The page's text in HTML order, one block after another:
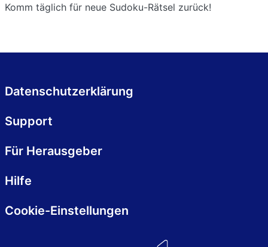
Komm täglich für neue Sudoku-Rätsel zurück!
Datenschutzerklärung
Support
Für Herausgeber
Hilfe
Cookie-Einstellungen